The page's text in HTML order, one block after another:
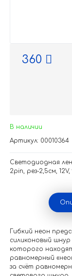
360
В наличии
Артикул: 00010364
Светодиодная
2pin, рез-2,5см,
Гибкий неон
силиконовый
которого
равномерный
за счёт